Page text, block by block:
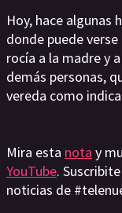
Hoy, hace algunas
donde puede
rocía a la madre y
demás personas,
vereda como
Mira esta nota y
YouTube.
noticias de